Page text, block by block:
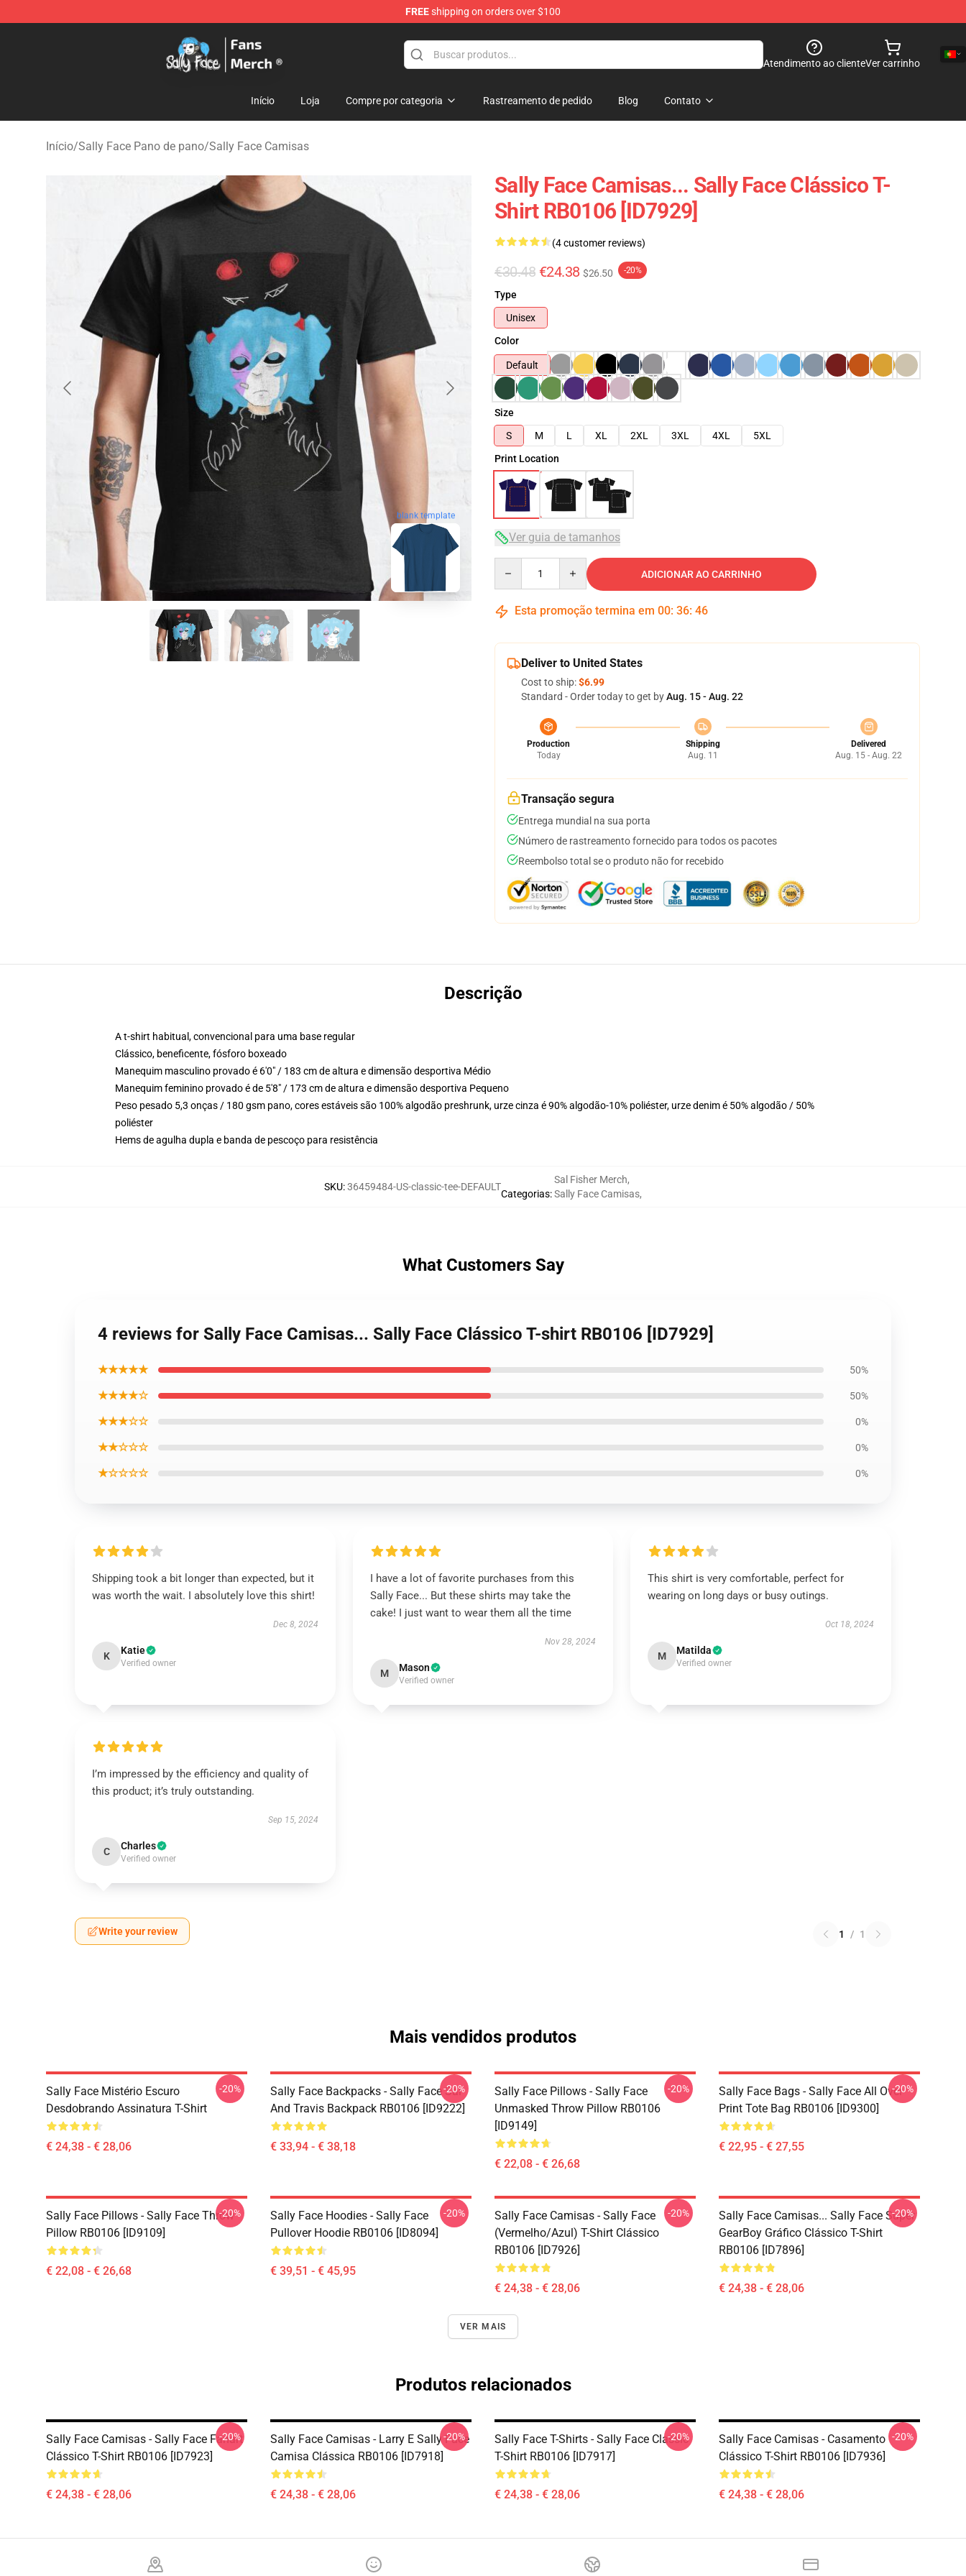
FREEshipping on orders over $100
Sally Face Store - Official Sally Face Merchandise Shop
Atendimento ao clienteVer carrinho
Início Loja Compre por categoria Rastreamento de pedido Blog Contato
Início/Sally Face Pano de pano/Sally Face Camisas
blank template
Sally Face Camisas... Sally Face Clássico T-
Shirt RB0106 [ID7929]
(4 customer reviews)
€30.48 €24.38 $26.50 -20%
Type
Unisex
Color
Default
Size
S
M L XL 2XL 3XL 4XL
5XL
Print Location
Ver guia de tamanhos
ADICIONAR AO CARRINHO
Esta promoção termina em 00: 36: 45
Deliver to United States
Cost to ship:$6.99
Standard - Order today to get byAug. 15 - Aug. 22
Production
Today
Shipping
Aug. 11
Delivered
Aug. 15 - Aug. 22
Transação segura
Entrega mundial na sua porta
Número de rastreamento fornecido para todos os pacotes
Reembolso total se o produto não for recebido
Descrição
A t-shirt habitual, convencional para uma base regular
Clássico, beneficente, fósforo boxeado
Manequim masculino provado é 6'0" / 183 cm de altura e dimensão desportiva Médio
Manequim feminino provado é de 5'8" / 173 cm de altura e dimensão desportiva Pequeno
Peso pesado 5,3 onças / 180 gsm pano, cores estáveis são 100% algodão preshrunk, urze cinza é 90% algodão-10% poliéster, urze denim é 50% algodão / 50%
poliéster
Hems de agulha dupla e banda de pescoço para resistência
SKU:36459484-US-classic-tee-DEFAULT
Categorias:
Sal Fisher Merch,
Sally Face Camisas,
What Customers Say
4 reviews for Sally Face Camisas... Sally Face Clássico T-shirt RB0106 [ID7929]
★★★★★ 50%
★★★★☆ 50%
★★★☆☆ 0%
★★☆☆☆ 0%
★☆☆☆☆ 0%
Shipping took a bit longer than expected, but it
was worth the wait. I absolutely love this shirt!
Dec 8, 2024
K Katie
Verified owner
I have a lot of favorite purchases from this
Sally Face... But these shirts may take the
cake! I just want to wear them all the time
Nov 28, 2024
M Mason
Verified owner
This shirt is very comfortable, perfect for
wearing on long days or busy outings.
Oct 18, 2024
M Matilda
Verified owner
I’m impressed by the efficiency and quality of
this product; it’s truly outstanding.
Sep 15, 2024
C Charles
Verified owner
Write your review 1 / 1
Mais vendidos produtos
Sally Face Mistério Escuro
Desdobrando Assinatura T-Shirt
€ 24,38 - € 28,06
-20%
Sally Face Backpacks - Sally Face Sal
And Travis Backpack RB0106 [ID9222]
€ 33,94 - € 38,18
-20%
Sally Face Pillows - Sally Face
Unmasked Throw Pillow RB0106
[ID9149]
€ 22,08 - € 26,68
-20%
Sally Face Bags - Sally Face All Over
Print Tote Bag RB0106 [ID9300]
€ 22,95 - € 27,55
-20%
Sally Face Pillows - Sally Face Throw
Pillow RB0106 [ID9109]
€ 22,08 - € 26,68
-20%
Sally Face Hoodies - Sally Face
Pullover Hoodie RB0106 [ID8094]
€ 39,51 - € 45,95
-20%
Sally Face Camisas - Sally Face
(vermelho/azul) T-Shirt Clássico
RB0106 [ID7926]
€ 24,38 - € 28,06
-20%
Sally Face Camisas... Sally Face Super
GearBoy Gráfico Clássico T-Shirt
RB0106 [ID7896]
€ 24,38 - € 28,06
-20%
VER MAIS
Produtos relacionados
Sally Face Camisas - Sally Face Fanart
Clássico T-Shirt RB0106 [ID7923]
€ 24,38 - € 28,06
-20%
Sally Face Camisas - Larry E Sally Face
Camisa Clássica RB0106 [ID7918]
€ 24,38 - € 28,06
-20%
Sally Face T-Shirts - Sally Face Classic
T-Shirt RB0106 [ID7917]
€ 24,38 - € 28,06
-20%
Sally Face Camisas - Casamento
Clássico T-Shirt RB0106 [ID7936]
€ 24,38 - € 28,06
-20%